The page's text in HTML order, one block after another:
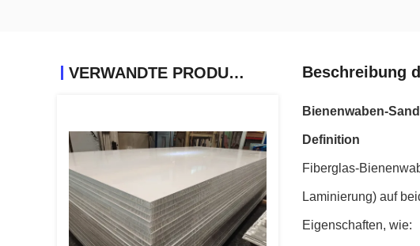
VERWANDTE PRODUKTE Beschreibung
Bienenwaben-
Definition
Fiberglas-
Laminierung) auf
Eigenschaften, wie: